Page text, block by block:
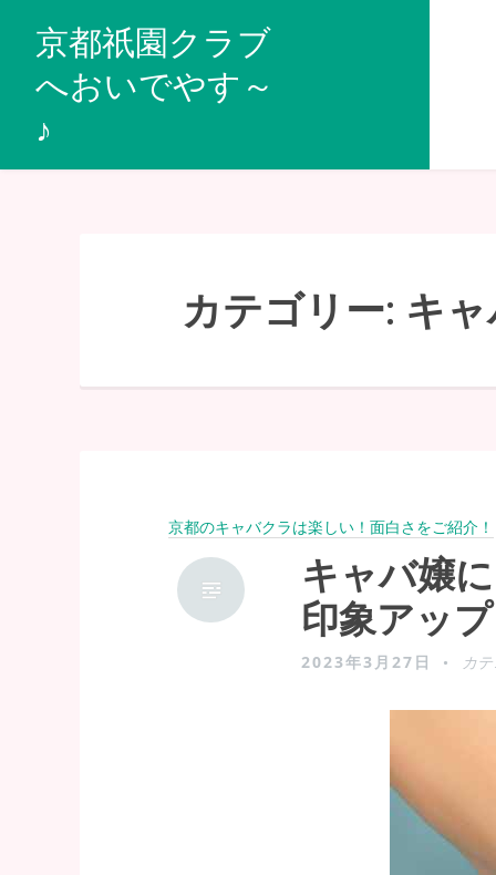
京都祇園クラブ
へおいでやす～
♪
カテゴリー: キ
京都のキャバクラは楽しい！面白さをご紹介！
キャバ嬢
印象アッ
2023年3月27日 カ